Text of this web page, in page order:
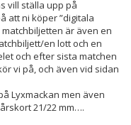
vill ställa upp på
att ni köper ”digitala
är även en
en lott och en
och efter sista matchen
vi på, och även vid sidan
Lyxmackan men även
21/22 mm….